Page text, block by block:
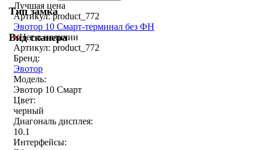
Тип замка
Вид сканера
Лучшая цена
Артикул: product_772
Эвотор 10 Смарт-терминал без ФН
Нет в наличии
Артикул: product_772
Бренд:
Эвотор
Модель:
Эвотор 10 Смарт
Цвет:
черный
Диагональ дисплея:
10.1
Интерфейсы: